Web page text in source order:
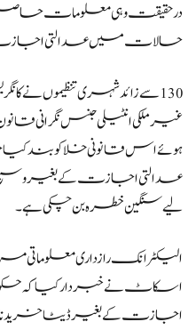
درحقیقت وہی معلومات حاصل
حالات میں عدالتی اجازت
130 سے زائد شہری تنظیموں
ہوئے اس قانونی خلا کو بند
عدالتی اجازت کے بغیر وسیع
لیے سنگین خطرہ بن چکی ہے۔
الیکٹرانک رازداری معلوماتی
اسکاٹ نے خبردار کیا کہ
اجازت کے بغیر ڈیٹا خریدنا نجی